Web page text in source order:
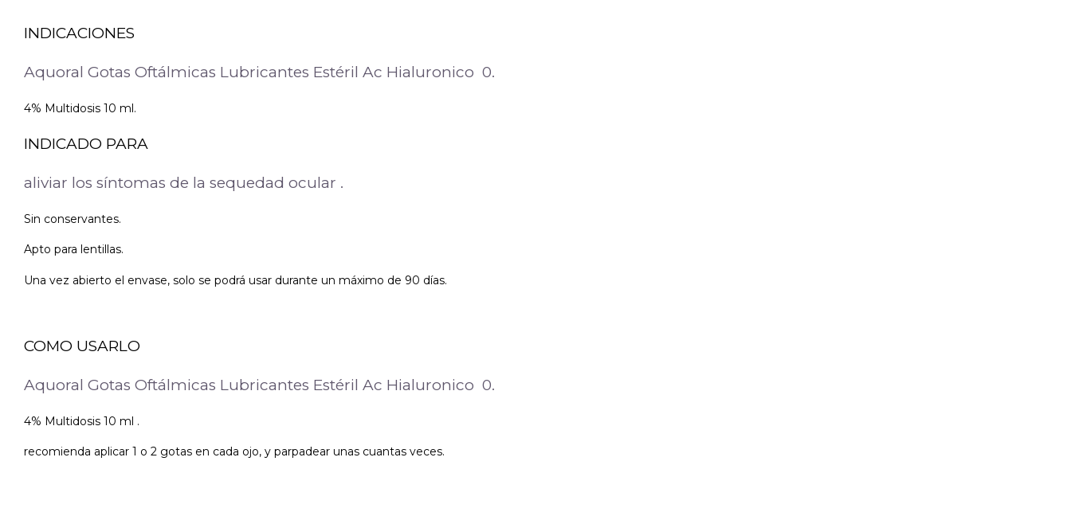
INDICACIONES
Aquoral Gotas Oftálmicas Lubricantes Estéril Ac Hialuronico 0.
4% Multidosis 10 ml.
INDICADO PARA
aliviar los síntomas de la sequedad ocular .
Sin conservantes.
Apto para lentillas.
Una vez abierto el envase, solo se podrá usar durante un máximo de 90 días.
COMO USARLO
Aquoral Gotas Oftálmicas Lubricantes Estéril Ac Hialuronico 0.
4% Multidosis 10 ml .
recomienda aplicar 1 o 2 gotas en cada ojo, y parpadear unas cuantas veces.